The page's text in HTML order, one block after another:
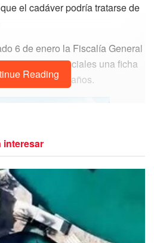
el cadáver podría tratarse de
6 de enero la Fiscalía General
sus redes sociales una ficha
de 35 años.
Rodrigo González se habría
marzo, fecha en la que vieron
Reading
interesar